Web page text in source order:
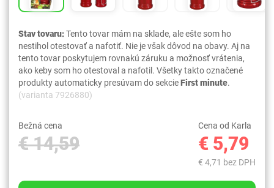
Stav tovaru:Tento tovar mám na sklade, ale ešte som ho
nestihol otestovať a nafotiť. Nie je však dôvod na obavy. Aj na
tento tovar poskytujem rovnakú záruku a možnosť vrátenia,
ako keby som ho otestoval a nafotil. Všetky takto označené
produkty automaticky presúvam do sekcieFirst minute.
(varianta 7926880)
Bežná cena
€ 14,59
Cena od Karla
€ 5,79
€ 4,71 bez DPH